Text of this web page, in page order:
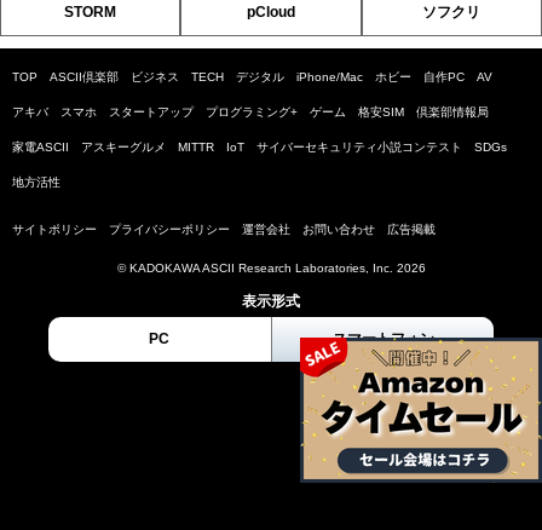
STORM pCloud ソフクリ
TOP ASCII倶楽部 ビジネス TECH デジタル iPhone/Mac ホビー 自作PC AV
アキバ スマホ スタートアップ プログラミング+ ゲーム 格安SIM 倶楽部情報局
家電ASCII アスキーグルメ MITTR IoT サイバーセキュリティ小説コンテスト SDGs
地方活性
サイトポリシー プライバシーポリシー 運営会社 お問い合わせ 広告掲載
© KADOKAWA ASCII Research Laboratories, Inc. 2026
表示形式
PC スマートフォン